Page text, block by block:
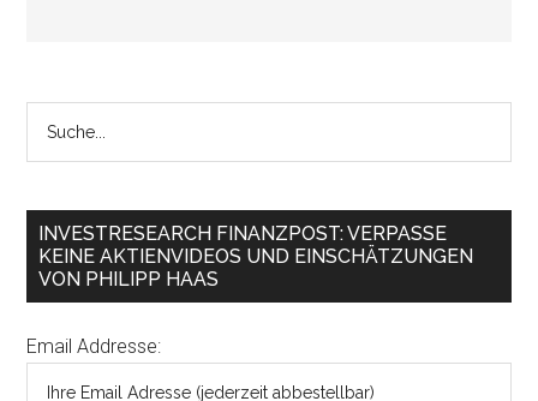
INVESTRESEARCH FINANZPOST: VERPASSE
KEINE AKTIENVIDEOS UND EINSCHÄTZUNGEN
VON PHILIPP HAAS
Email Addresse: